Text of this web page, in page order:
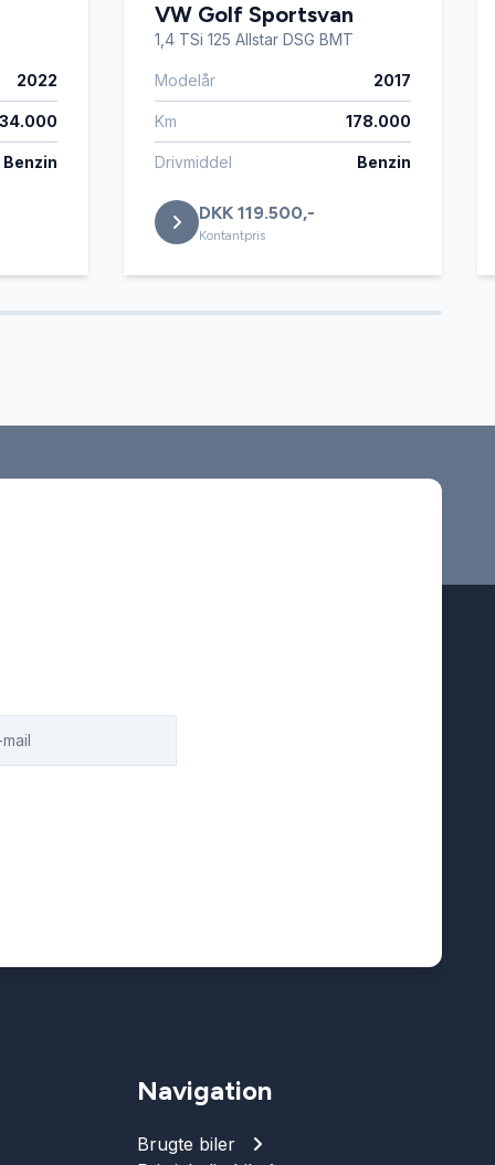
2022
34.000
Benzin
VW Golf Sportsvan
1,4 TSi 125 Allstar DSG BMT
Modelår 2017
Km 178.000
Drivmiddel Benzin
DKK 119.500,-
Kontantpris
Navigation
Brugte biler